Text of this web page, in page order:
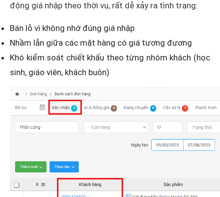
động giá nhập theo thời vụ, rất dễ xảy ra tình trạng:
Bán lỗ vì không nhớ đúng giá nhập
Nhầm lẫn giữa các mặt hàng có giá tương đương
Khó kiểm soát chiết khấu theo từng nhóm khách (học
sinh, giáo viên, khách buôn)